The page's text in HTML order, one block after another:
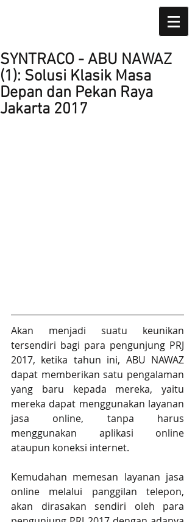
SYNTRACO - ABU NAWAZ
(1): Solusi Klasik Masa
Depan dan Pekan Raya
Jakarta 2017
Akan menjadi suatu keunikan
tersendiri bagi para pengunjung PRJ
2017, ketika tahun ini, ABU NAWAZ
dapat memberikan satu pengalaman
yang baru kepada mereka, yaitu
mereka dapat menggunakan layanan
jasa online, tanpa harus
menggunakan aplikasi online
ataupun koneksi internet.
Kemudahan memesan layanan jasa
online melalui panggilan telepon,
akan dirasakan sendiri oleh para